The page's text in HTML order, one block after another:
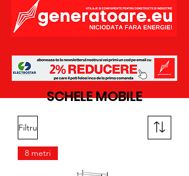
SCHELE MOBILE
Filtru
8 metri